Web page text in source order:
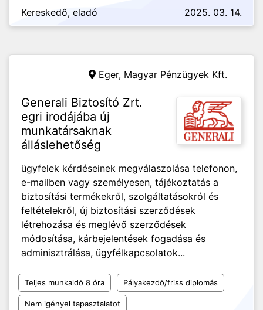
Kereskedő, eladó 2025. 03. 14.
Eger, Magyar Pénzügyek Kft.
Generali Biztosító Zrt.
egri irodájába új
munkatársaknak
álláslehetőség
ügyfelek kérdéseinek megválaszolása telefonon,
e-mailben vagy személyesen, tájékoztatás a
biztosítási termékekről, szolgáltatásokról és
feltételekről, új biztosítási szerződések
létrehozása és meglévő szerződések
módosítása, kárbejelentések fogadása és
adminisztrálása, ügyfélkapcsolatok...
Teljes munkaidő 8 óra Pályakezdő/friss diplomás
Nem igényel tapasztalatot